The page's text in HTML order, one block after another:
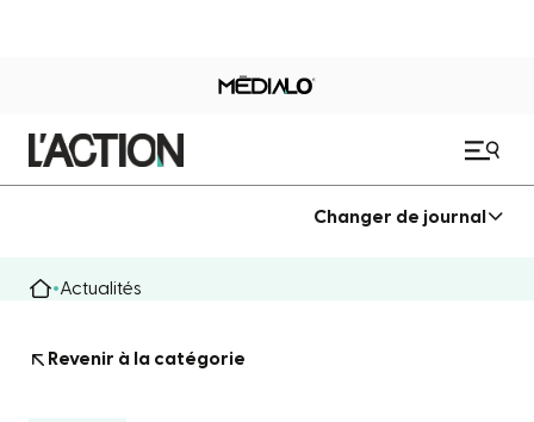
Changer de journal
Actualités
Revenir à la catégorie